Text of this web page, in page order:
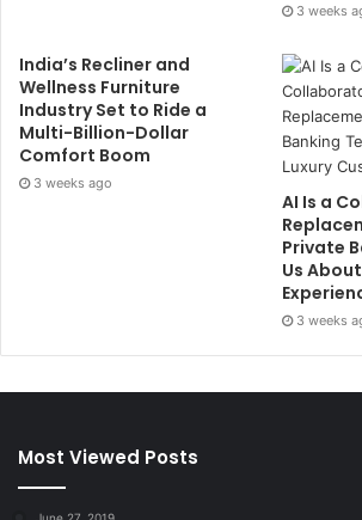
3 weeks
India’s Recliner and
Wellness Furniture
Industry Set to Ride a
Multi-Billion-Dollar
Comfort Boom
3 weeks ago
AI Is a
Private
Us
3 weeks
Most Viewed Posts